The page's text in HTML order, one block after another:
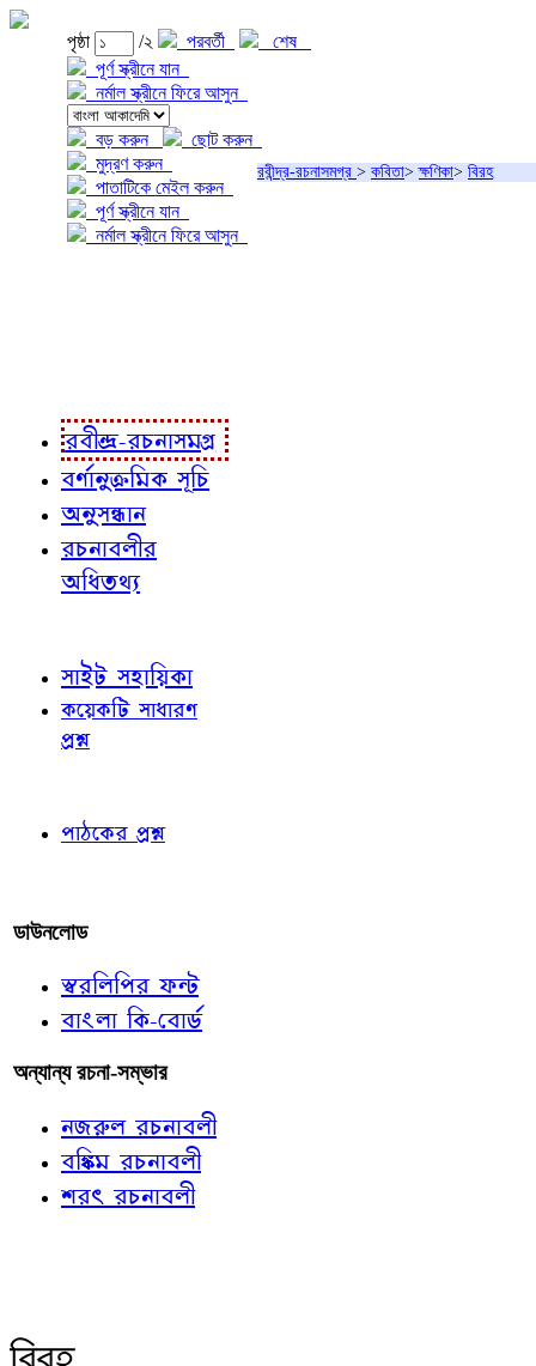
পৃষ্ঠা /২ পরবর্তী
শেষ
পূর্ণ স্ক্রীনে যান
নর্মাল স্ক্রীনে ফিরে আসুন
বড় করুন
ছোট করুন
মুদ্রণ করুন
পাতাটিকে মেইল করুন
পূর্ণ স্ক্রীনে যান
নর্মাল স্ক্রীনে ফিরে আসুন
রবীন্দ্র-রচনাসমগ্র > কবিতা>ক্ষণিকা> বিরহ
রবীন্দ্র-রচনাসমগ্র
বর্ণানুক্রমিক সূচি
অনুসন্ধান
রচনাবলীর
অধিতথ্য
সাইট সহায়িকা
কয়েকটি সাধারণ
প্রশ্ন
পাঠকের প্রশ্ন
ডাউনলোড
স্বরলিপির ফন্ট
বাংলা কি-বোর্ড
অন্যান্য রচনা-সম্ভার
নজরুল রচনাবলী
বঙ্কিম রচনাবলী
শরৎ রচনাবলী